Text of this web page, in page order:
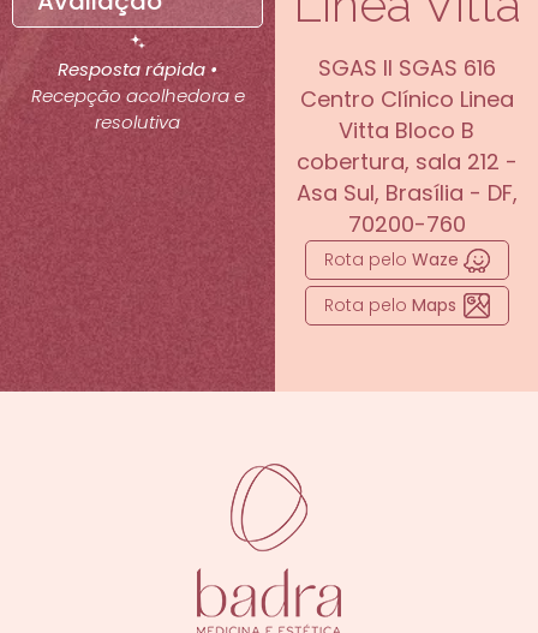
Resposta rápida •
Recepção acolhedora e
resolutiva
SGAS II SGAS 616
Centro Clínico Linea
Vitta Bloco B
cobertura, sala 212 -
Asa Sul, Brasília - DF,
70200-760
Rota pelo Waze
Rota pelo Maps